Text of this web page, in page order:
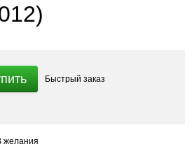
Быстрый заказ
желания